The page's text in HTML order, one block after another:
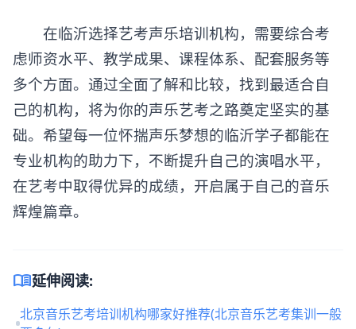
在临沂选择艺考声乐培训机构，需要综合考
虑师资水平、教学成果、课程体系、配套服务等
多个方面。通过全面了解和比较，找到最适合自
己的机构，将为你的声乐艺考之路奠定坚实的基
础。希望每一位怀揣声乐梦想的临沂学子都能在
专业机构的助力下，不断提升自己的演唱水平，
在艺考中取得优异的成绩，开启属于自己的音乐
辉煌篇章。
menu_book延伸阅读:
北京音乐艺考培训机构哪家好推荐(北京音乐艺考集训一般